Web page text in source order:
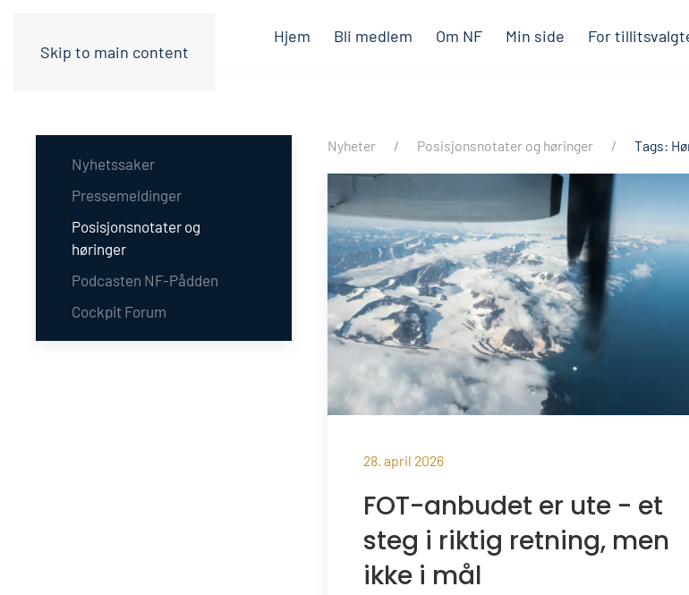
Skip to main content
Hjem Bli medlem Om NF Min side For
Nyhetssaker
Pressemeldinger
Posisjonsnotater og
høringer
Podcasten NF-Pådden
Cockpit Forum
Nyheter Posisjonsnotater og høringer Tags:
28. april 2026
FOT-anbudet er ute - et
steg i riktig retning, men
ikke i mål